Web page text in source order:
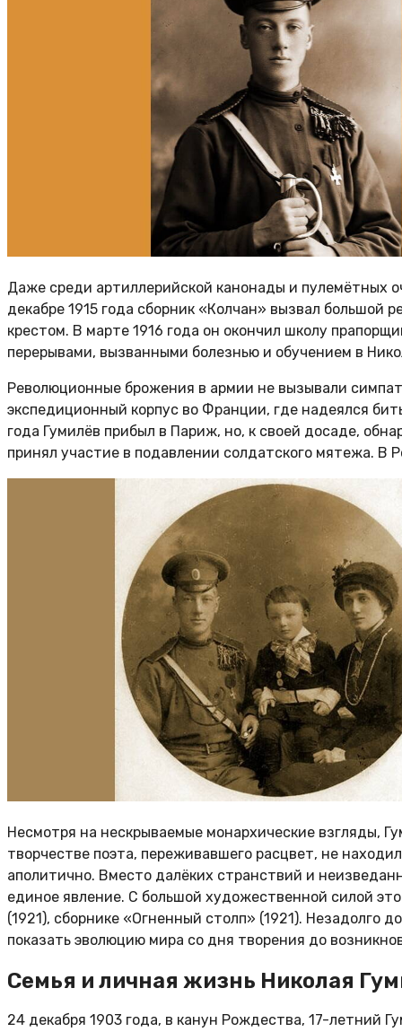
Даже среди артиллерийской канонады и пулемётных
декабре 1915 года сборник «Колчан» вызвал большой
крестом. В марте 1916 года он окончил школу
перерывами, вызванными болезнью и обучением в
Революционные брожения в армии не вызывали
экспедиционный корпус во Франции, где надеялся
года Гумилёв прибыл в Париж, но, к своей досаде,
принял участие в подавлении солдатского мятежа. В
Несмотря на нескрываемые монархические взгляды,
творчестве поэта, переживавшего расцвет, не
аполитично. Вместо далёких странствий и
единое явление. С большой художественной силой
(1921), сборнике «Огненный столп» (1921). Незадолго
показать эволюцию мира со дня творения до
Семья и личная жизнь Николая
24 декабря 1903 года, в канун Рождества, 17-летний